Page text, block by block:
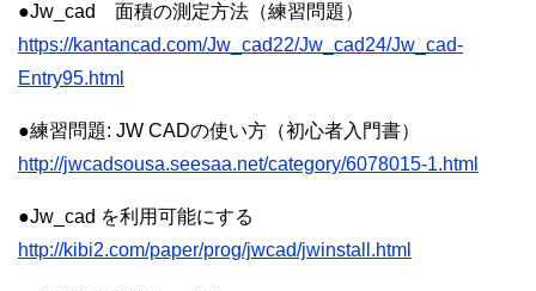
●Jw_cad 面積の測定方法（練習問題）
https://kantancad.com/Jw_cad22/Jw_cad24/Jw_cad-
Entry95.html
●練習問題: JW CADの使い方（初心者入門書）
http://jwcadsousa.seesaa.net/category/6078015-1.html
●Jw_cad を利用可能にする
http://kibi2.com/paper/prog/jwcad/jwinstall.html